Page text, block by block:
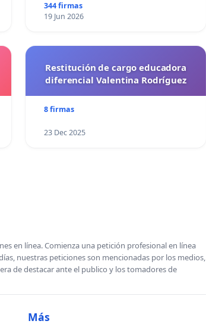
344 firmas
19 Jun 2026
Restitución de cargo educadora
diferencial Valentina Rodríguez
8 firmas
23 Dec 2025
en línea. Comienza una petición profesional en línea
nuestras peticiones son mencionadas por los medios,
de destacar ante el publico y los tomadores de
Más